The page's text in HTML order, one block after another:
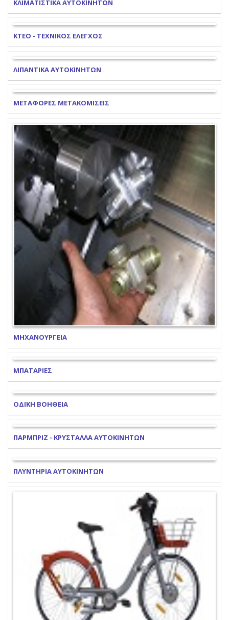
ΚΛΙΜΑΤΙΣΤΙΚΑ ΑΥΤΟΚΙΝΗΤΩΝ
ΚΤΕΟ - ΤΕΧΝΙΚΟΣ ΕΛΕΓΧΟΣ
ΛΙΠΑΝΤΙΚΑ ΑΥΤΟΚΙΝΗΤΩΝ
ΜΕΤΑΦΟΡΕΣ ΜΕΤΑΚΟΜΙΣΕΙΣ
ΜΗΧΑΝΟΥΡΓΕΙΑ
ΜΠΑΤΑΡΙΕΣ
ΟΔΙΚΗ ΒΟΗΘΕΙΑ
ΠΑΡΜΠΡΙΖ - ΚΡΥΣΤΑΛΛΑ ΑΥΤΟΚΙΝΗΤΩΝ
ΠΛΥΝΤΗΡΙΑ ΑΥΤΟΚΙΝΗΤΩΝ